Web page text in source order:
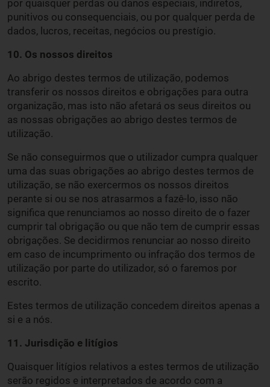
por quaisquer perdas ou danos especiais, indiretos,
punitivos ou consequenciais, ou por qualquer perda de
dados, lucros, receitas, negócios ou prestígio.
10. Os nossos direitos
Ao abrigo destes termos de utilização, podemos
transferir os nossos direitos e obrigações para outra
organização, mas isto não afetará os seus direitos ou
as nossas obrigações ao abrigo destes termos de
utilização.
Se não conseguirmos que o utilizador cumpra qualquer
uma das suas obrigações ao abrigo destes termos de
utilização, se não exercermos os nossos direitos
perante si ou se nos atrasarmos a fazê-lo, isso não
significa que renunciamos ao nosso direito de o fazer
cumprir tal obrigação ou que não tem de cumprir essas
obrigações. Se decidirmos renunciar ao nosso direito
em caso de incumprimento ou infração dos termos de
utilização por parte do utilizador, só o faremos por
escrito.
Estes termos de utilização concedem direitos apenas a
si e a nós.
11. Jurisdição e litígios
Quaisquer litígios relativos a estes termos de utilização
serão regidos e interpretados de acordo com a